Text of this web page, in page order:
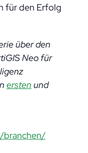
für den Erfolg
über den
Neo für
ersten und
branchen/